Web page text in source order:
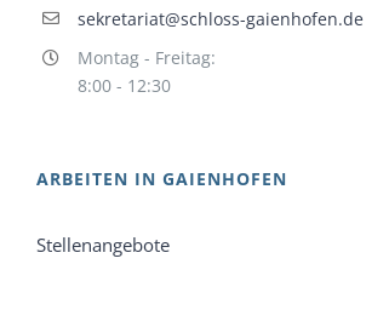
sekretariat@schloss-gaienhofen.de
Montag - Freitag:
8:00 - 12:30
ARBEITEN IN GAIENHOFEN
Stellenangebote